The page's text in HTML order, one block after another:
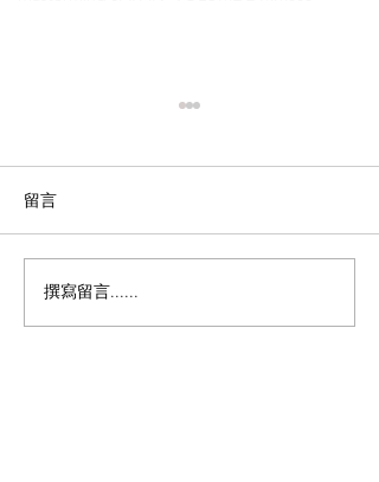
10eyevan【陳冠希著用同
款｜尖沙咀K11 MUSEA
留言
撰寫留言......